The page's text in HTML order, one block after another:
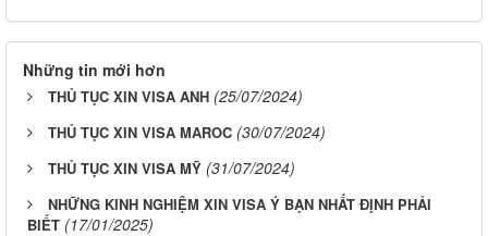
Những tin mới hơn
THỦ TỤC XIN VISA ANH (25/07/2024)
THỦ TỤC XIN VISA MAROC (30/07/2024)
THỦ TỤC XIN VISA MỸ (31/07/2024)
NHỮNG KINH NGHIỆM XIN VISA Ý BẠN NHẤT ĐỊNH PHẢI
BIẾT (17/01/2025)